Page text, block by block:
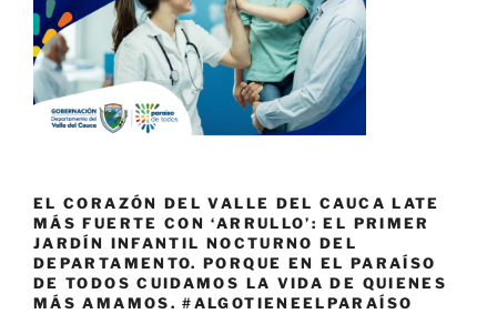
EL CORAZÓN DEL VALLE DEL CAUCA LATE
MÁS FUERTE CON ‘ARRULLO’: EL PRIMER
JARDÍN INFANTIL NOCTURNO DEL
DEPARTAMENTO. PORQUE EN EL PARAÍSO
DE TODOS CUIDAMOS LA VIDA DE QUIENES
MÁS AMAMOS. #ALGOTIENEELPARAÍSO